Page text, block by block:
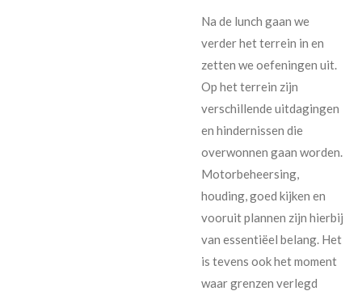
Na de lunch gaan we
verder het terrein in en
zetten we oefeningen uit.
Op het terrein zijn
verschillende uitdagingen
en hindernissen die
overwonnen gaan worden.
Motorbeheersing,
houding, goed kijken en
vooruit plannen zijn hierbij
van essentiëel belang. Het
is tevens ook het moment
waar grenzen verlegd